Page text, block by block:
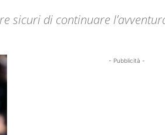
sicuri di continuare
- Pubblicità -